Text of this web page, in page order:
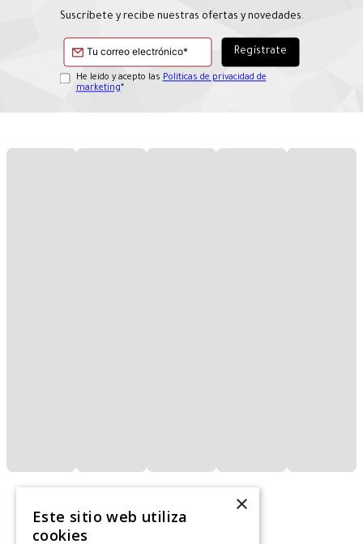
Suscríbete y recibe nuestras ofertas y novedades.
He leído y acepto las Políticas de privacidad de
marketing*
×
Este sitio web utiliza
cookies